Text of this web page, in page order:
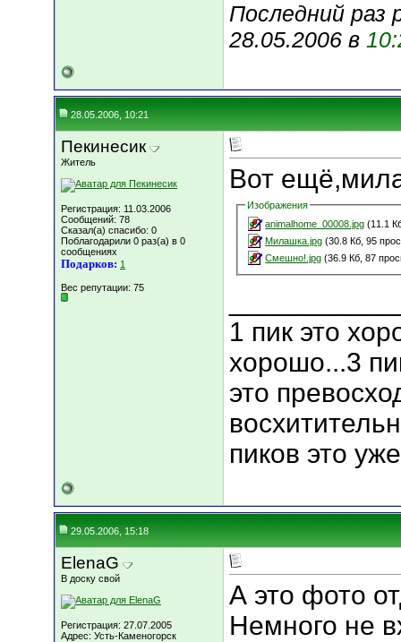
Последний раз
28.05.2006 в
28.05.2006, 10:21
Пекинесик
Житель
Регистрация: 11.03.2006
Сообщений: 78
Сказал(а) спасибо: 0
Поблагодарили 0 раз(а) в 0
сообщениях
Подарков: 1
Вес репутации: 75
Вот
Изображения
animalhome_00008.jpg (11.1
Милашка.jpg (30.8 Кб, 95
Смешно!.jpg (36.9 Кб, 87
1 пик это
хорошо...3
это
пиков это
29.05.2006, 15:18
ElenaG
В доску свой
Регистрация: 27.07.2005
Адрес: Усть-Каменогорск
А это фото
Немного не